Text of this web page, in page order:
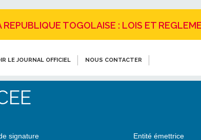
REPUBLIQUE TOGOLAISE : LOIS ET
LE JOURNAL OFFICIEL NOUS CONTACTER
signature
Entité émettrice